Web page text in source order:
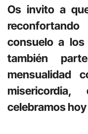
Os invito a
consuelo a
también
mensualidad
celebramos